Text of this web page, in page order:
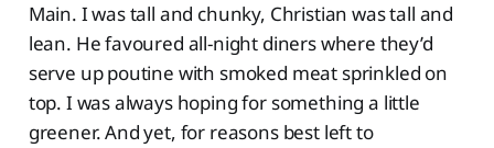
Main. I was tall and chunky, Christian was tall and
lean. He favoured all-night diners where they’d
serve up poutine with smoked meat sprinkled on
top. I was always hoping for something a little
greener. And yet, for reasons best left to